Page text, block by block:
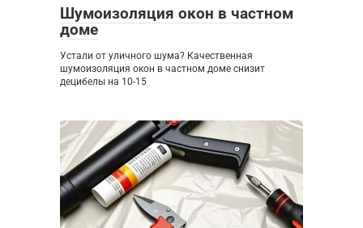
Шумоизоляция окон в частном
доме
Устали от уличного шума? Качественная
шумоизоляция окон в частном доме снизит
децибелы на 10-15